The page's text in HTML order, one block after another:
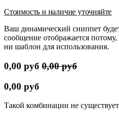
Стоимость и наличие уточняйте
Ваш динамический сниппет
сообщение отображается
ни шаблон для использования.
0,00 руб 0,00руб
0,00 руб
Такой комбинации не